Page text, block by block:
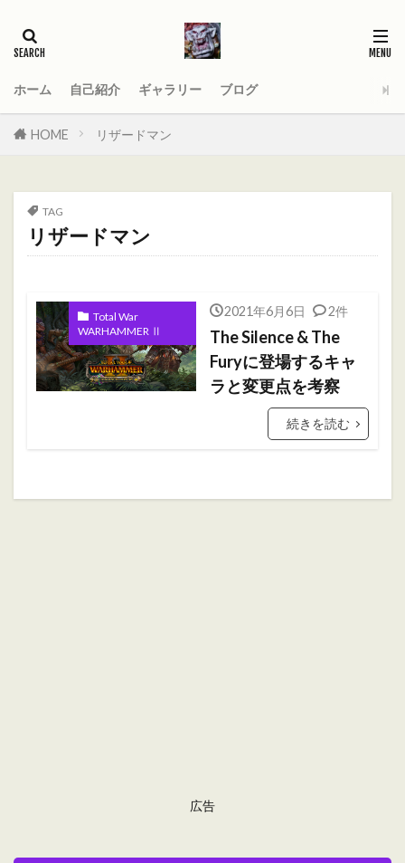
ホーム 自己紹介 ギャラリー ブログ
HOME リザードマン
TAG
リザードマン
Total War
WARHAMMER Ⅱ
2021年6月6日 2件
The Silence & The
Furyに登場するキャ
ラと変更点を考察
続きを読む
広告
AGE_OF_SIGMAR
Total War WARHAMMER
Total War WARHAMMER Ⅱ
Warhammer 40
Warhammer 40000
ウォーハンマー
オールドワールド
ガットリッパ
キャセイ
ティーンチ
テキサスチェーンソー
トゥームキング
ドワーフ
パッチノート
ビーストマン
ファレホコン
ブレトニア
ミニチュアペイント
ヴァンパイアカウント
攻略ガイド
攻略情報 自作PC 雑記